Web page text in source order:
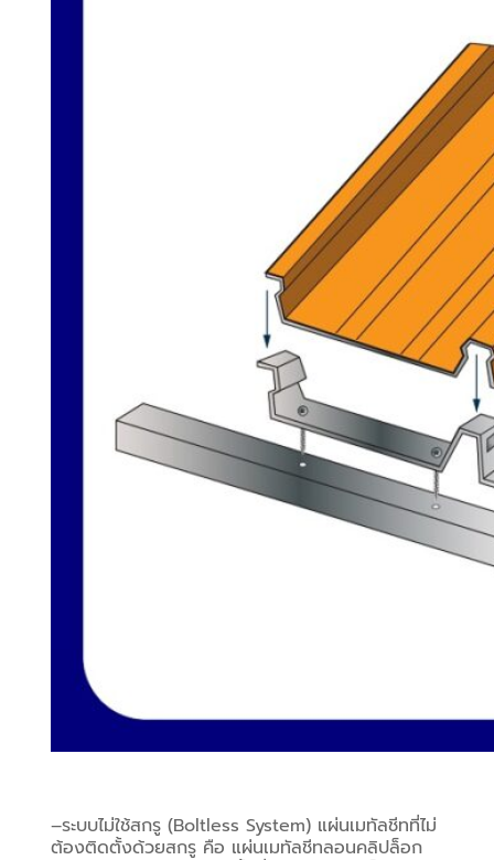
–ระบบไม่ใช้สกรู (Boltless System) แผ่นเมทัลชีทที่ไม่
ต้องติดตั้งด้วยสกรู คือ แผ่นเมทัลชีทลอนคลิปล็อก